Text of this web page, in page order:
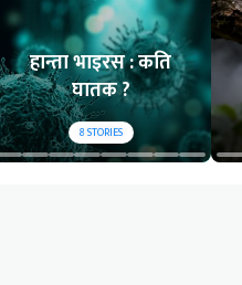
हान्ता भाइरस : कति
घातक ?
8STORIES